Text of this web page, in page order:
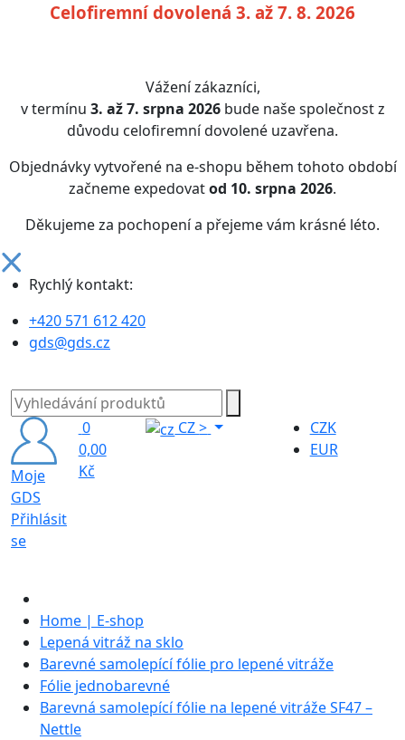
Celofiremní dovolená 3. až 7. 8. 2026
Vážení zákazníci,
v termínu 3. až 7. srpna 2026bude naše společnost z
důvodu celofiremní dovolené uzavřena.
Objednávky vytvořené na e-shopu během tohoto období
začneme expedovatod 10. srpna 2026.
Děkujeme za pochopení a přejeme vám krásné léto.
Rychlý kontakt:
+420 571 612 420
gds@gds.cz
Moje
GDS
Přihlásit
se
0
0,00
Kč
CZ>
CZK
EUR
Home | E-shop
Lepená vitráž na sklo
Barevné samolepící fólie pro lepené vitráže
Fólie jednobarevné
Barevná samolepící fólie na lepené vitráže SF47 –
Nettle